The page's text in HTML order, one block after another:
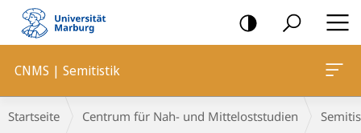
Mobile-
Navigation
CNMS | Semitistik
Hauptinhalt
Breadcrumb-
Navigation
Startseite Centrum für Nah- und Mitteloststudien